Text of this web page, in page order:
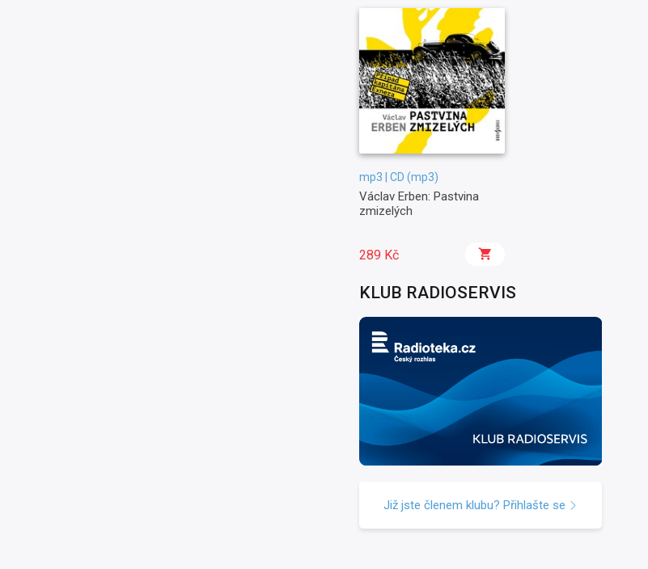
mp3 | CD (mp3)
Václav Erben: Pastvina
zmizelých
289 Kč
KLUB RADIOSERVIS
Již jste členem klubu? Přihlašte se